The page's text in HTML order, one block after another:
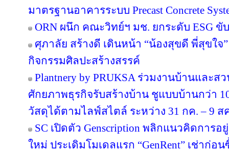
มาตรฐานอาคารระบบ Precast Concrete
ORN ผนึก คณะวิทย์ฯ มช. ยกระดับ ESG ขั
ศุภาลัย สร้างดี เดินหน้า “น้องสุขดี พี่สุขใจ
กิจกรรมศิลปะสร้างสรรค์
Plantnery by PRUKSA ร่วมงานบ้านและส
ศักยภาพธุรกิจรับสร้างบ้าน ชูแบบบ้านกว่า
วัสดุได้ตามไลฟ์สไตล์ ระหว่าง 31 กค. – 9 ส
SC เปิดตัว Genscription พลิกแนวคิดการ
ใหม่ ประเดิมโมเดลแรก “GenRent” เช่าก่อ